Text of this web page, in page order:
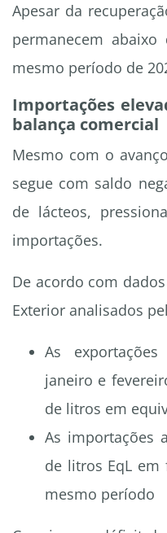
Apesar da
permanecem
mesmo período de
Importações
balança comercial
Mesmo com o
segue com saldo
de lácteos,
importações.
De acordo com
Exterior analisados
As
janeiro e
de litros em
As importações
de litros EqL em
mesmo período